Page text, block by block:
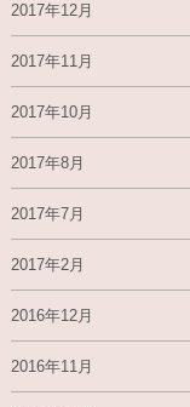
2017年12月
2017年11月
2017年10月
2017年8月
2017年7月
2017年2月
2016年12月
2016年11月